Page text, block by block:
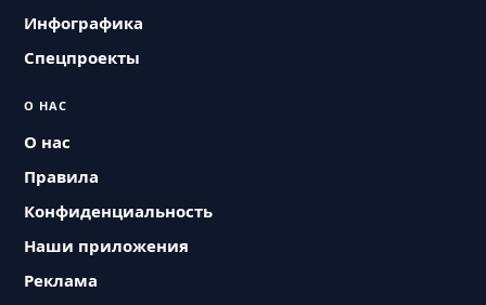
Инфографика
Спецпроекты
О НАС
О нас
Правила
Конфиденциальность
Наши приложения
Реклама